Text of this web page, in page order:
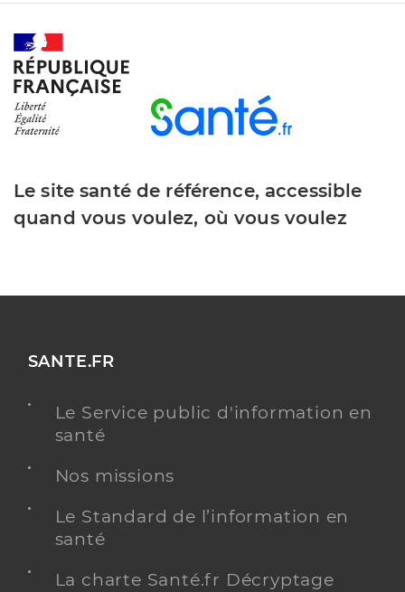
Le site santé de référence, accessible
quand vous voulez, où vous voulez
SANTE.FR
Le Service public d'information en
santé
Nos missions
Le Standard de l’information en
santé
La charte Santé.fr Décryptage